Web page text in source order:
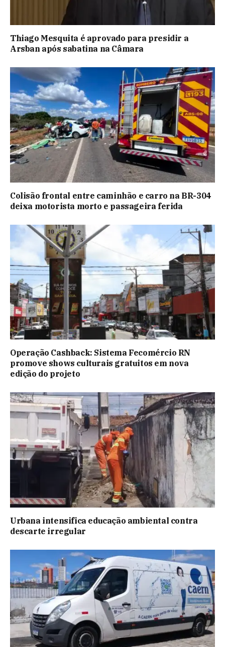
Thiago Mesquita é aprovado para presidir a
Arsban após sabatina na Câmara
Colisão frontal entre caminhão e carro na BR-304
deixa motorista morto e passageira ferida
Operação Cashback: Sistema Fecomércio RN
promove shows culturais gratuitos em nova
edição do projeto
Urbana intensifica educação ambiental contra
descarte irregular